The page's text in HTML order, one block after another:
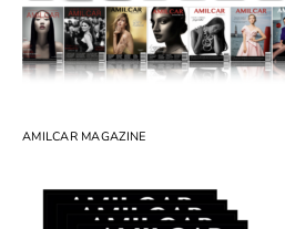
AMILCAR MAGAZINE